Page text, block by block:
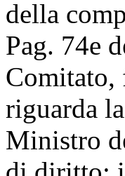
della
Pag. 74e
Comitato,
riguarda
Ministro